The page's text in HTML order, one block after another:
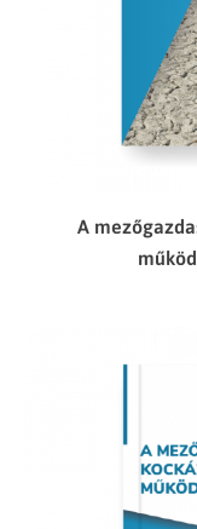
A